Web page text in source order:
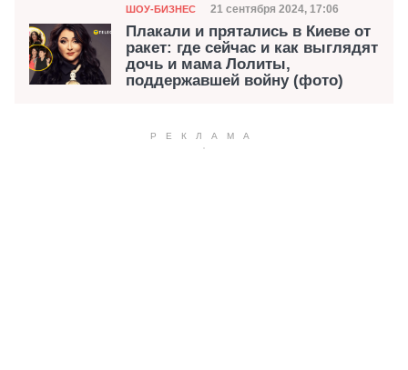
Категория
ШОУ-БИЗНЕС Дата публикации
21 сентября 2024, 17:06
Плакали и прятались в Киеве от
ракет: где сейчас и как выглядят
дочь и мама Лолиты,
поддержавшей войну (фото)